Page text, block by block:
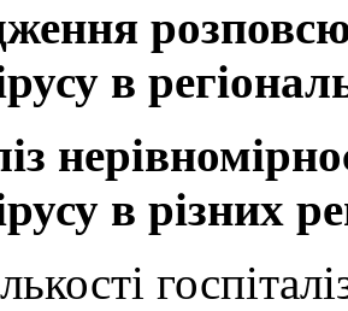
в
в різних